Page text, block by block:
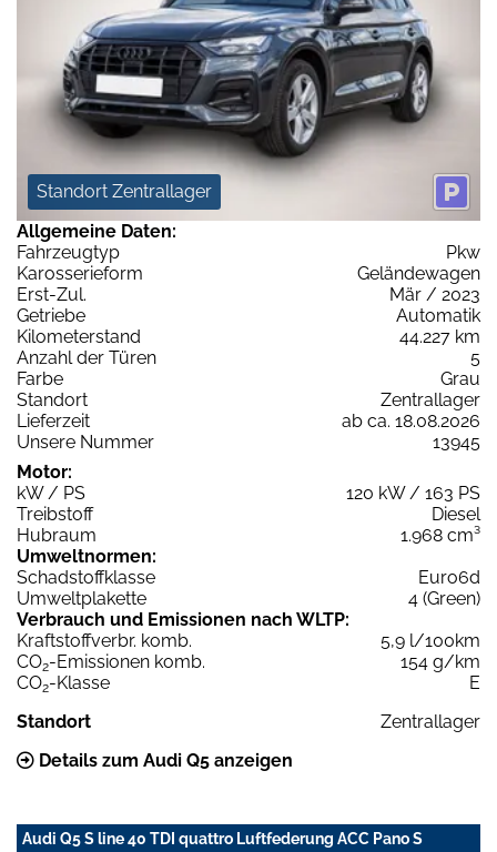
Standort Zentrallager
Allgemeine Daten:
Fahrzeugtyp
Pkw
Karosserieform
Geländewagen
Erst-Zul.
Mär / 2023
Getriebe
Automatik
Kilometerstand
44.227 km
Anzahl der Türen
5
Farbe
Grau
Standort
Zentrallager
Lieferzeit
ab ca. 18.08.2026
Unsere Nummer
13945
Motor:
kW / PS
120 kW / 163 PS
Treibstoff
Diesel
Hubraum
1.968 cm³
Umweltnormen:
Schadstoffklasse
Euro6d
Umweltplakette
4 (Green)
Verbrauch und Emissionen nach WLTP:
Kraftstoffverbr. komb.
5,9 l/100km
CO2-Emissionen komb.
154 g/km
CO2-Klasse
E
Standort
Zentrallager
Details zum Audi Q5 anzeigen
Audi Q5 S line 40 TDI quattro Luftfederung ACC Pano S